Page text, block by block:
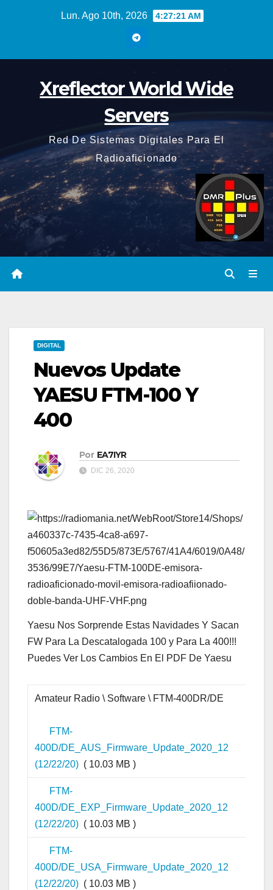
Lun. Ago 10th, 2026 4:27:21 AM
Xreflector World Wide
Servers
Red De Sistemas Digitales Para El
Radioaficionado
DIGITAL
Nuevos Update
YAESU FTM-100 Y
400
Por EA7IYR
DIC 26, 2020
Yaesu Nos Sorprende Estas Navidades Y Sacan
FW Para La Descatalogada 100 y Para La 400!!!
Puedes Ver Los Cambios En El PDF De Yaesu
Amateur Radio \ Software \ FTM-400DR/DE
FTM-
400D/DE_AUS_Firmware_Update_2020_12
(12/22/20) ( 10.03 MB )
FTM-
400D/DE_EXP_Firmware_Update_2020_12
(12/22/20) ( 10.03 MB )
FTM-
400D/DE_USA_Firmware_Update_2020_12
(12/22/20) ( 10.03 MB )